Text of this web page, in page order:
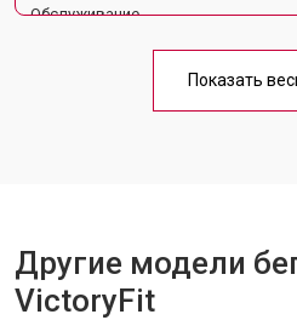
Обслуживание
Замена блока питания
Показать
Другие модели
VictoryFit